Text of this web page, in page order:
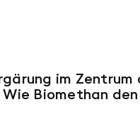
auf
im Zentrum
Wie Biomethan